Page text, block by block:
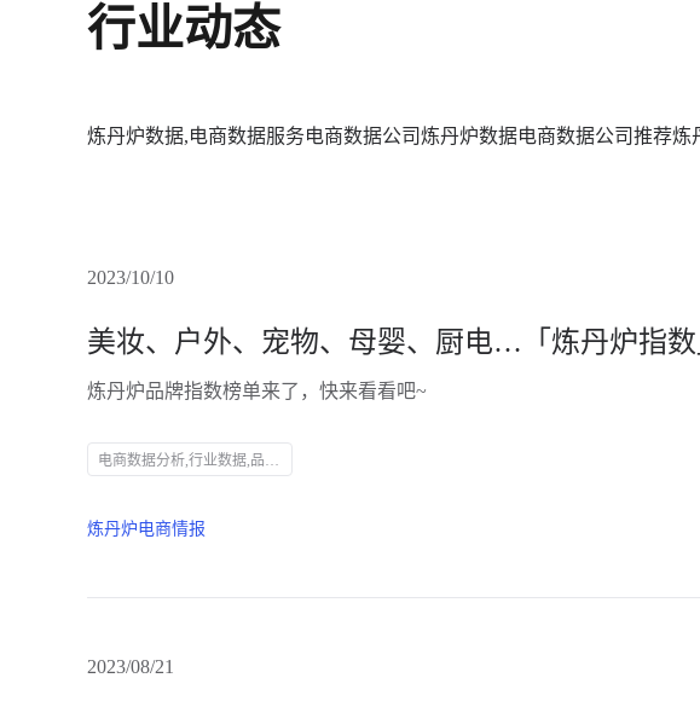
行业动态
炼丹炉数据,电商数据服务电商数据公司炼丹炉数据电商数据公司推荐炼
2023/10/10
炼丹炉品牌指数榜单来了，快来看看吧~
电商数据分析,行业数据,品牌数据,店铺数据,商品数据,炼丹炉,炼丹炉指数,美容护肤,彩妆,奶粉,户外用品,零食,厨房电器,宠物食品,宠物用品,数据盘点,销售增长,市场趋势
炼丹炉电商情报
2023/08/21